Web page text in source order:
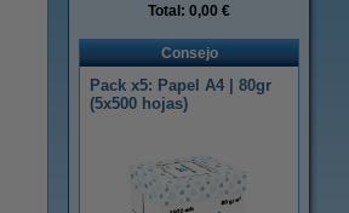
Total: 0,00 €
Consejo
Pack x5: Papel A4 | 80gr
(5x500 hojas)